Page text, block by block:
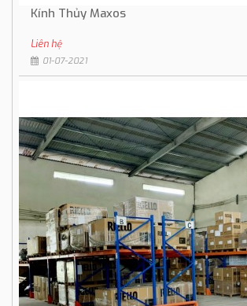
Kính Thủy Maxos
Liên hệ
01-07-2021